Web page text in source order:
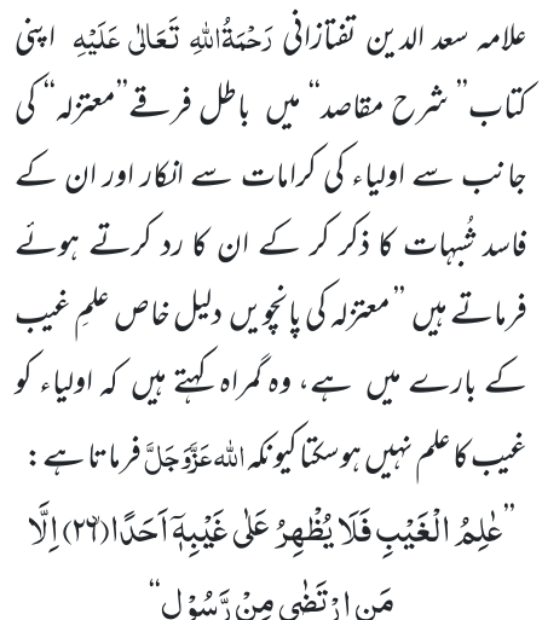
علامہ سعد الدین تفتازانیرَحْمَۃُاللّٰہِ تَعَالٰی عَلَیْہِ اپنی
کتاب’’ شرح مقاصد‘‘ میں باطل فرقے’’معتزلہ‘‘ کی
جانب سے اولیاء کی کرامات سے انکار اور ان کے
فاسد شُبہات کا ذکر کر کے ان کا رد کرتے ہوئے
فرماتے ہیں ’’ معتزلہ کی پانچویں دلیل خاص علمِ غیب
کے بارے میں ہے، وہ گمراہ کہتے ہیں کہ اولیاء کو
غیب کا علم نہیں ہوسکتا کیونکہاللّٰہعَزَّوَجَلَّفرماتا ہے:
’’عٰلِمُ الْغَیْبِ فَلَا یُظْهِرُ عَلٰى غَیْبِهٖۤ اَحَدًاۙ(۲۶) اِلَّا
مَنِ ارْتَضٰى مِنْ رَّسُوْلٍ